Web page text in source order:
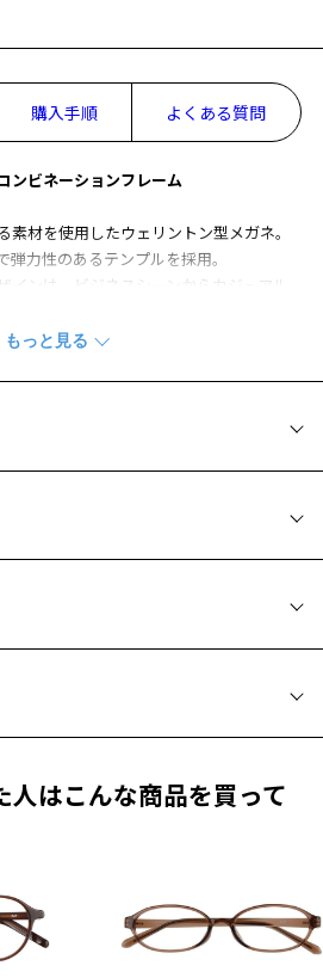
入り
購入手順 よくある質問
ンビネーションフレーム
材を使用したウェリントン型メガネ。
力性のあるテンプルを採用。
インは、ビジネスシーンからカジュアル
をプラスします。
り、画像と異なる場合がございます。
：18mm
の合計料金を知りたい方へ
年間品質保証
れた場合、保証期間は初期の期間から
レンズ交換券」をお選びのうえ、
レンズをお買い求めください。
品では「レンズ交換券」はお選び
人はこんな商品を買って